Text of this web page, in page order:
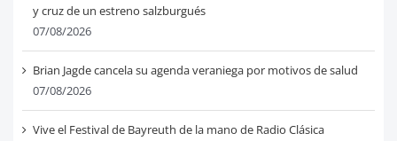
y cruz de un estreno salzburgués
07/08/2026
Brian Jagde cancela su agenda veraniega por motivos de salud
07/08/2026
Vive el Festival de Bayreuth de la mano de Radio Clásica